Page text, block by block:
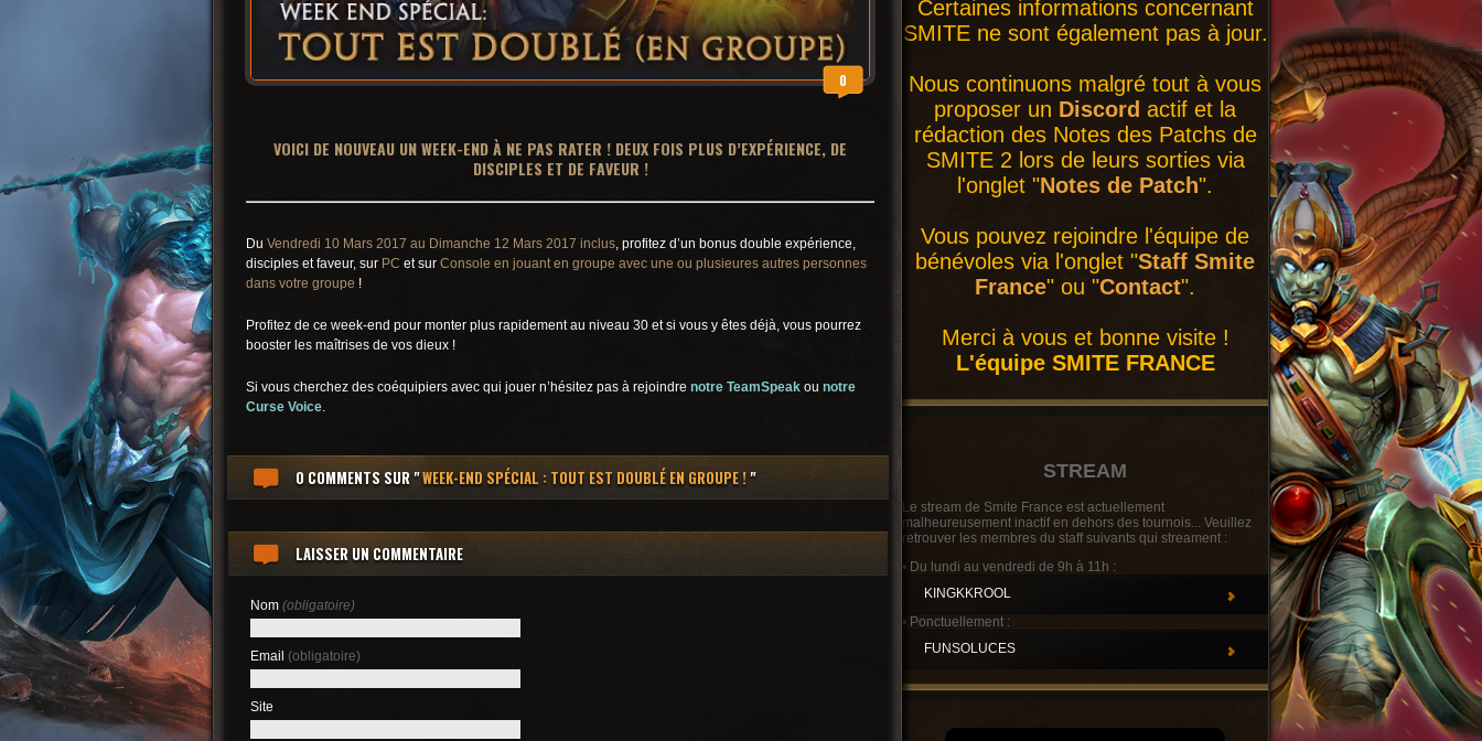
0
VOICI DE NOUVEAU UN WEEK-END À NE PAS RATER ! DEUX FOIS PLUS D’EXPÉRIENCE, DE
DISCIPLES ET DE FAVEUR !
Du Vendredi 10 Mars 2017 au Dimanche 12 Mars 2017 inclus, profitez d’un bonus double expérience,
disciples et faveur, sur PC et sur Console en jouant en groupe avec une ou plusieures autres personnes
dans votre groupe !
Profitez de ce week-end pour monter plus rapidement au niveau 30 et si vous y êtes déjà, vous pourrez
booster les maîtrises de vos dieux !
Si vous cherchez des coéquipiers avec qui jouer n’hésitez pas à rejoindre notre TeamSpeak ou notre
Curse Voice.
0 COMMENTSSUR "WEEK-END SPÉCIAL : TOUT EST DOUBLÉ EN GROUPE ! "
LAISSER UN COMMENTAIRE
Nom (obligatoire)
Email (obligatoire)
Site
Certaines informations concernant
SMITE ne sont également pas à jour.
Nous continuons malgré tout à vous
proposer un Discord actif et la
rédaction des Notes des Patchs de
SMITE 2 lors de leurs sorties via
l'onglet "Notes de Patch".
Vous pouvez rejoindre l'équipe de
bénévoles via l'onglet "Staff Smite
France" ou "Contact".
Merci à vous et bonne visite !
L'équipe SMITE FRANCE
STREAM
Le stream de Smite France est actuellement
malheureusement inactif en dehors des tournois... Veuillez
retrouver les membres du staff suivants qui streament :
• Du lundi au vendredi de 9h à 11h :
KINGKKROOL
• Ponctuellement :
FUNSOLUCES